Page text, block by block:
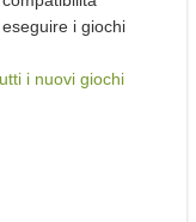
i giochi
i nuovi giochi